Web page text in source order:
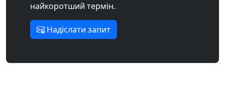
найкоротший термін.
Надіслати запит